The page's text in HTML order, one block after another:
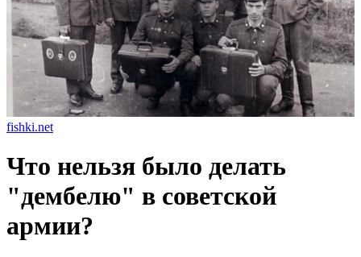
fishki.net
Что нельзя было делать
"дембелю" в советской
армии?